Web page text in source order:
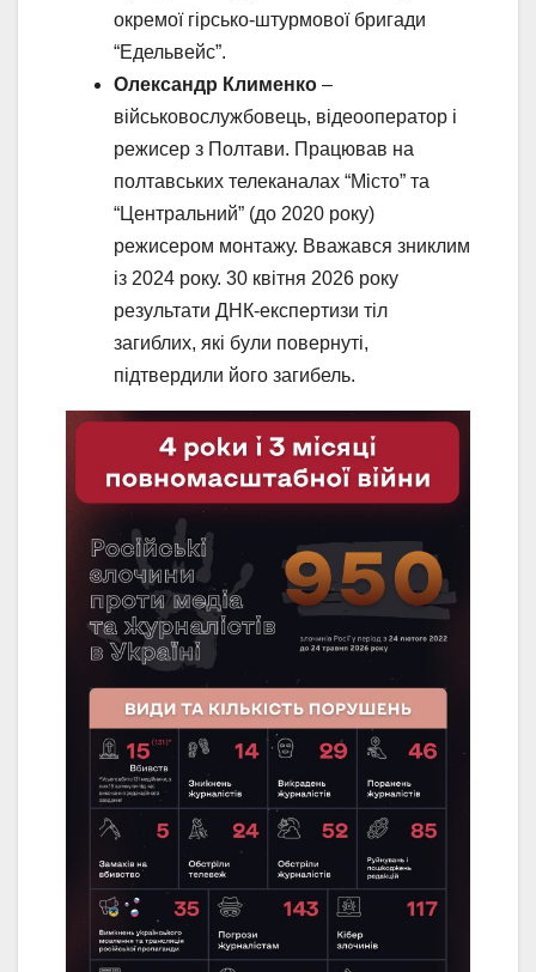
окремої гірсько-штурмової бригади
“Едельвейс”.
Олександр Клименко –
військовослужбовець, відеооператор і
режисер з Полтави. Працював на
полтавських телеканалах “Місто” та
“Центральний” (до 2020 року)
режисером монтажу. Вважався зниклим
із 2024 року. 30 квітня 2026 року
результати ДНК-експертизи тіл
загиблих, які були повернуті,
підтвердили його загибель.